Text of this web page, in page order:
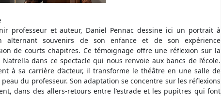
professeur et auteur, Daniel Pennac dessine ici un portrait à
alternant souvenirs de son enfance et de son expérience
de courts chapitres. Ce témoignage offre une réflexion sur la
dans ce spectacle qui nous renvoie aux bancs de l’école.
à sa carrière d’acteur, il transforme le théâtre en une salle de
du professeur. Son adaptation se concentre sur les réflexions
dans des allers-retours entre l’estrade et les pupitres qui font